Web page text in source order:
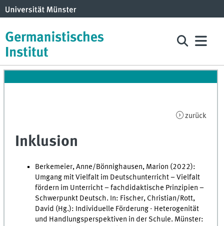
zurück
Inklusion
Berkemeier, Anne/Bönnighausen, Marion (2022):
Umgang mit Vielfalt im Deutschunterricht – Vielfalt
fördern im Unterricht – fachdidaktische Prinzipien –
Schwerpunkt Deutsch. In: Fischer, Christian/Rott,
David (Hg.): Individuelle Förderung - Heterogenität
und Handlungsperspektiven in der Schule. Münster: